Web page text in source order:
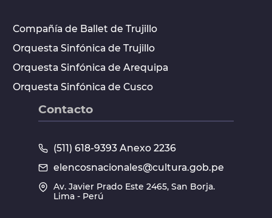
Compañía de Ballet de Trujillo
Orquesta Sinfónica de Trujillo
Orquesta Sinfónica de Arequipa
Orquesta Sinfónica de Cusco
Contacto
(511) 618-9393 Anexo 2236
elencosnacionales@cultura.gob.pe
Av. Javier Prado Este 2465, San Borja.
Lima - Perú